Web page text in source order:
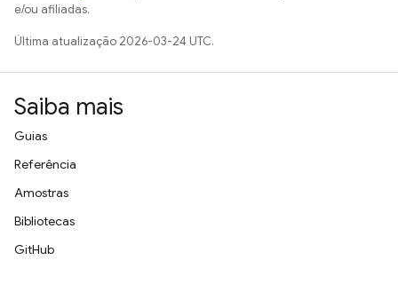
e/ou afiliadas.
Última atualização 2026-03-24 UTC.
Saiba mais
Guias
Referência
Amostras
Bibliotecas
GitHub